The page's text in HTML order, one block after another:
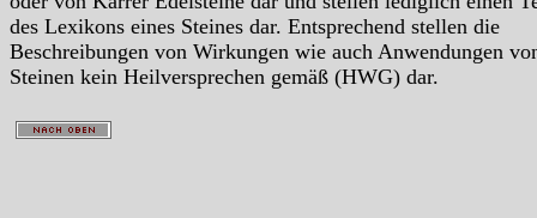
des Lexikons eines Steines dar. Entsprechend stellen die
Beschreibungen von Wirkungen wie auch Anwendungen
Steinen kein Heilversprechen gemäß (HWG) dar.